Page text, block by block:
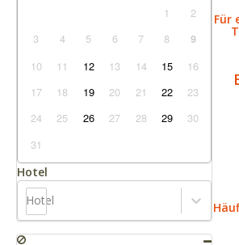
1
2
3
4 5 6 7 8 9
10 11 12 13 14 15
16
17
18 19 20 21 22
23
24
25 26 27 28 29
30
31
Hotel
Hotel
Für